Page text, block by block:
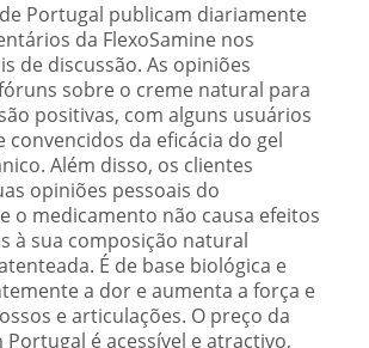
Portugal publicam diariamente
da FlexoSamine nos
de discussão. As opiniões
sobre o creme natural para
positivas, com alguns usuários
convencidos da eficácia do gel
Além disso, os clientes
opiniões pessoais do
o medicamento não causa efeitos
à sua composição natural
É de base biológica e
a dor e aumenta a força e
e articulações. O preço da
Portugal é acessível e atractivo,